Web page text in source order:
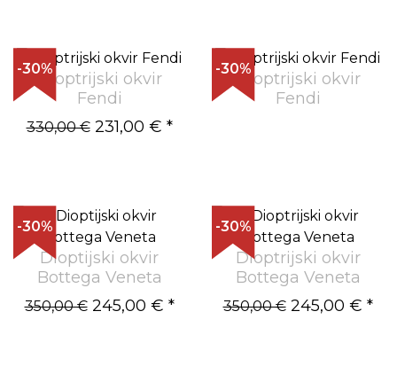
-30%
Dioptrijski okvir
Fendi
330,00 €231,00 € *
-30%
Dioptrijski okvir
Fendi
-30%
Dioptijski okvir
Bottega Veneta
350,00 €245,00 € *
-30%
Dioptrijski okvir
Bottega Veneta
350,00 €245,00 € *